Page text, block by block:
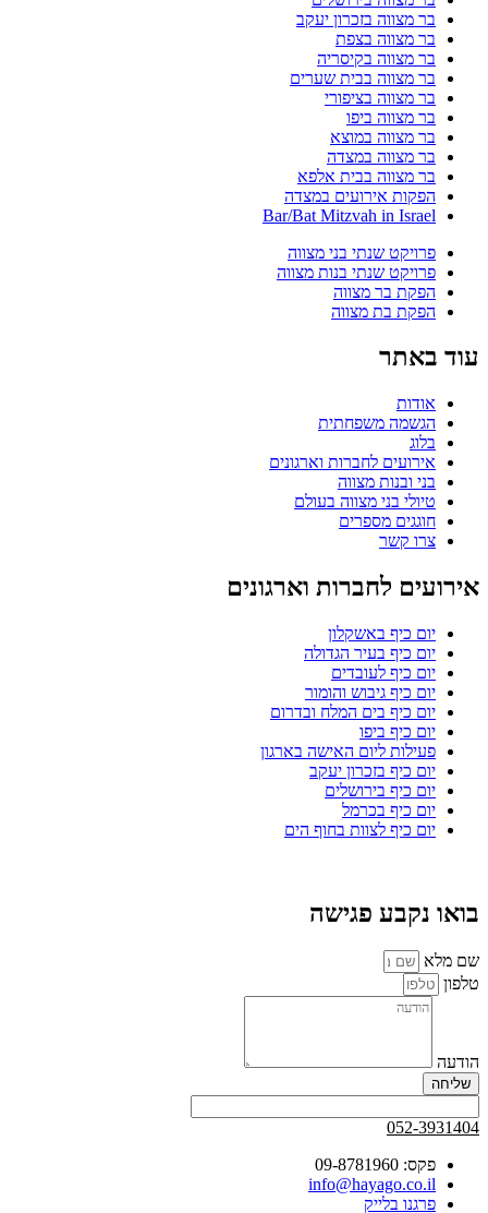
בר מצווה בזכרון יעקב
בר מצווה בצפת
בר מצווה בקיסריה
בר מצווה בבית שערים
בר מצווה בציפורי
בר מצווה ביפו
בר מצווה במוצא
בר מצווה במצדה
בר מצווה בבית אלפא
הפקות אירועים במצדה
Bar/Bat Mitzvah in Israel
פרויקט שנתי בני מצווה
פרויקט שנתי בנות מצווה
הפקת בר מצווה
הפקת בת מצווה
עוד באתר
אודות
הגשמה משפחתית
בלוג
אירועים לחברות וארגונים
בני ובנות מצווה
טיולי בני מצווה בעולם
חוגגים מספרים
צרו קשר
אירועים לחברות וארגונים
יום כיף באשקלון
יום כיף בעיר הגדולה
יום כיף לעובדים
יום כיף גיבוש והומור
יום כיף בים המלח ובדרום
יום כיף ביפו
פעילות ליום האישה בארגון
יום כיף בזכרון יעקב
יום כיף בירושלים
יום כיף בכרמל
יום כיף לצוות בחוף הים
בואו נקבע פגישה
שם מלא
טלפון
הודעה
שליחה
052-3931404
פקס: 09-8781960
info@hayago.co.il
פרגנו בלייק